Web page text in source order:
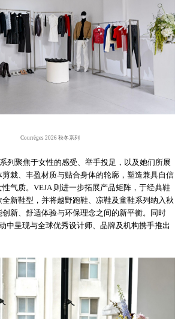
Courrèges 2026 秋冬系列
列聚焦于女性的感受、举手投足，以及她们所展
裁、丰盈材质与贴合身体的轮廓，塑造兼具自信
气质。VEJA 则进一步拓展产品矩阵，于经典鞋
新鞋型，并将越野跑鞋、凉鞋及童鞋系列纳入秋
新、舒适体验与环保理念之间的新平衡。同时
中呈现与全球优秀设计师、品牌及机构携手推出